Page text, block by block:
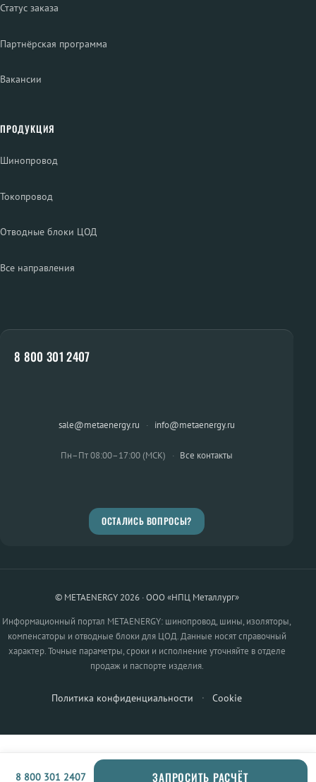
Статус заказа
Партнёрская программа
Вакансии
ПРОДУКЦИЯ
Шинопровод
Токопровод
Отводные блоки ЦОД
Все направления
8 800 301 2407
sale@metaenergy.ru · info@metaenergy.ru
Пн–Пт 08:00–17:00 (МСК) · Все контакты
ОСТАЛИСЬ ВОПРОСЫ?
© METAENERGY 2026 · ООО «НПЦ Металлург»
Информационный портал METAENERGY: шинопровод, шины, изоляторы,
компенсаторы и отводные блоки для ЦОД. Данные носят справочный
характер. Точные параметры, сроки и исполнение уточняйте в отделе
продаж и паспорте изделия.
Политика конфиденциальности · Cookie
8 800 301 2407 ЗАПРОСИТЬ РАСЧЁТ